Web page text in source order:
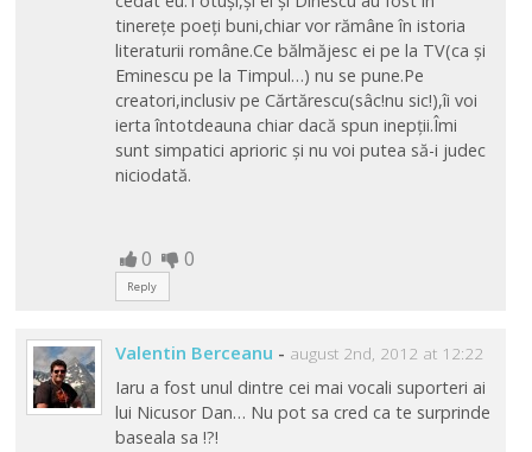
tinerețe poeți buni,chiar vor rămâne în istoria
literaturii române.Ce bălmăjesc ei pe la TV(ca și
Eminescu pe la Timpul…) nu se pune.Pe
creatori,inclusiv pe Cărtărescu(sâc!nu sic!),îi voi
ierta întotdeauna chiar dacă spun inepții.Îmi
sunt simpatici aprioric și nu voi putea să-i judec
niciodată.
0 0
Reply
Valentin Berceanu - august 2nd, 2012 at 12:22
Iaru a fost unul dintre cei mai vocali suporteri ai
lui Nicusor Dan… Nu pot sa cred ca te surprinde
baseala sa !?!